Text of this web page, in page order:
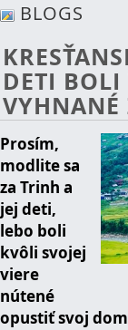
BLOGS
DETI
Prosím,
modlite sa
za Trinh a
jej deti,
lebo boli
kvôli svojej
viere
nútené
opustiť svoj